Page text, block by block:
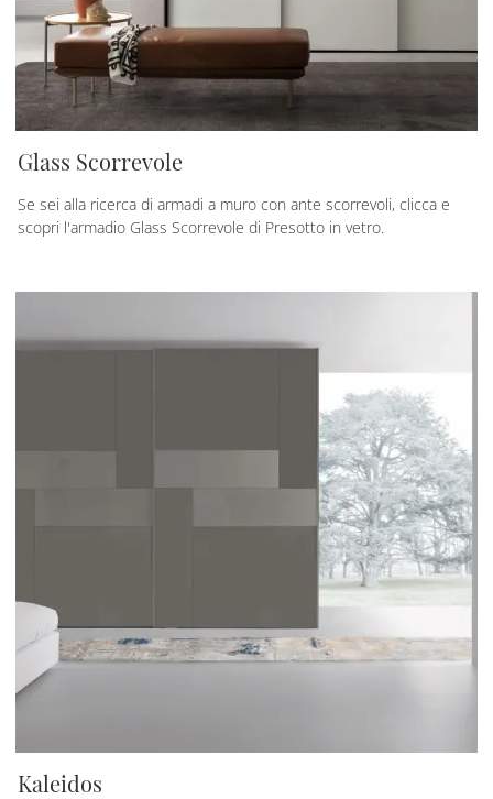
Glass Scorrevole
Se sei alla ricerca di armadi a muro con ante scorrevoli, clicca e
scopri l'armadio Glass Scorrevole di Presotto in vetro.
Kaleidos